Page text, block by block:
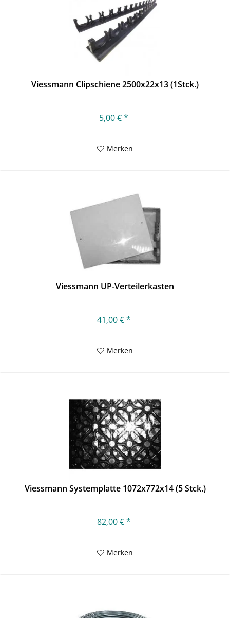
Viessmann Clipschiene 2500x22x13 (1Stck.)
5,00 € *
Merken
Viessmann UP-Verteilerkasten
41,00 € *
Merken
Viessmann Systemplatte 1072x772x14 (5 Stck.)
82,00 € *
Merken